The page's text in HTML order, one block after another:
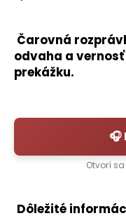
Čarovná
odvaha a
prekážku.
🎧
Otvorí
Dôležité
O
d
p
o
č
m